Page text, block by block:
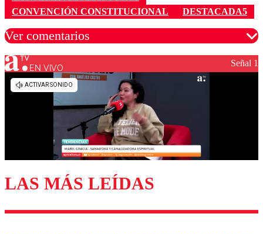
CONVENCIÓN CONSTITUCIONAL
DESTACADA5
Ver comentarios
Los comentarios son moderados para garantizar un
diálogo respetuoso.
Enviar comentario
EN VIVO Señal 1
LAS MÁS LEÍDAS